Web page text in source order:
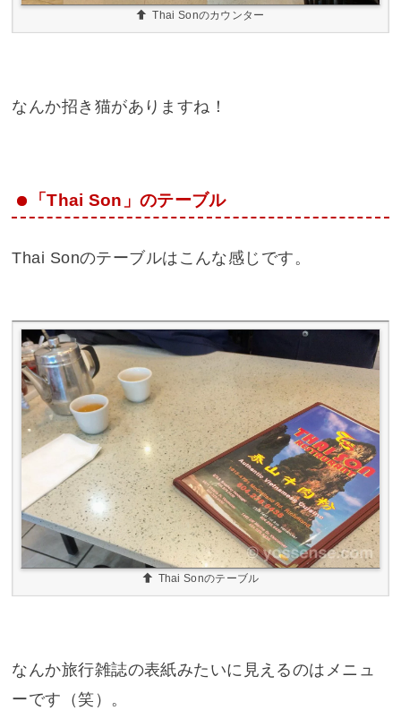
Thai Sonのカウンター
なんか招き猫がありますね！
「Thai Son」のテーブル
Thai Sonのテーブルはこんな感じです。
Thai Sonのテーブル
なんか旅行雑誌の表紙みたいに見えるのはメニュ
ーです（笑）。